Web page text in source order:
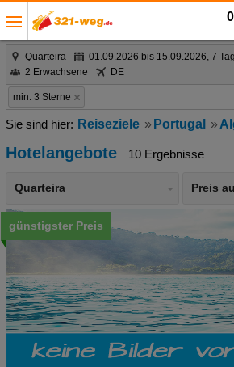
Quarteira
01.09.2026 bis 15.09.2026, 7
2 Erwachsene
DE
min. 3 Sterne
Reiseziele Portugal
Hotelangebote 10 Ergebnisse
Quarteira Preis
günstigster Preis